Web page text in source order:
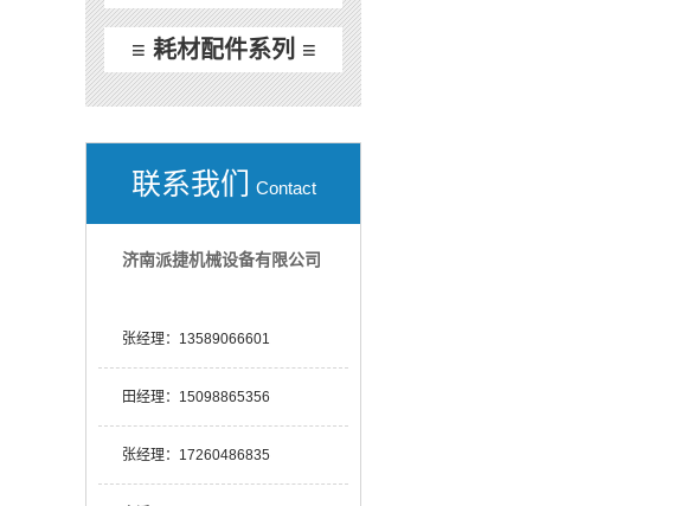
≡ 耗材配件系列 ≡
联系我们 Contact
济南派捷机械设备有限公司
张经理： 13589066601
田经理： 15098865356
张经理： 17260486835